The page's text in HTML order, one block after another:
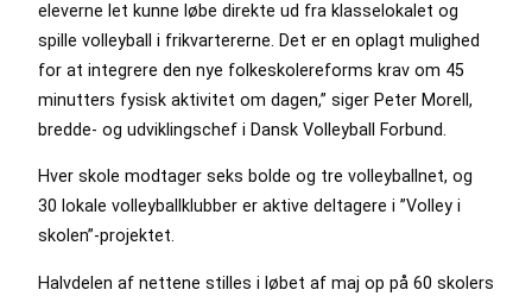
eleverne let kunne løbe direkte ud fra klasselokalet og
spille volleyball i frikvartererne. Det er en oplagt mulighed
for at integrere den nye folkeskolereforms krav om 45
minutters fysisk aktivitet om dagen,” siger Peter Morell,
bredde- og udviklingschef i Dansk Volleyball Forbund.
Hver skole modtager seks bolde og tre volleyballnet, og
30 lokale volleyballklubber er aktive deltagere i ”Volley i
skolen”-projektet.
Halvdelen af nettene stilles i løbet af maj op på 60 skolers